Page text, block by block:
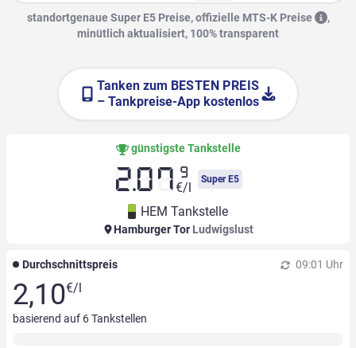
standortgenaue Super E5 Preise, offizielle MTS-K Preise
,
minütlich aktualisiert, 100% transparent
Tanken zum BESTEN PREIS
– Tankpreise-App kostenlos
günstigste Tankstelle
2.07 9
€/l
Super E5
HEM Tankstelle
Hamburger Tor Ludwigslust
Durchschnittspreis 09:01 Uhr
2,10€/l
basierend auf 6Tankstellen